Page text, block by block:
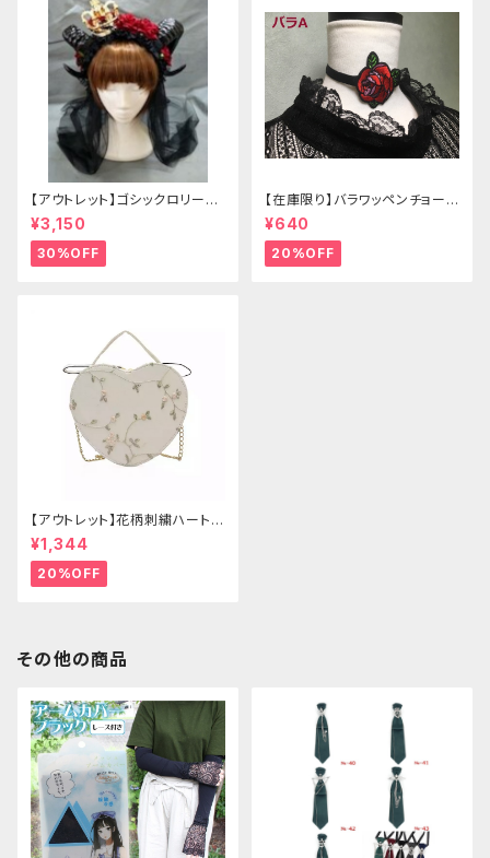
【アウトレット】ゴシックロリータ
ゴールドクラウン＆ホーン(ヴェ
ール付き)
¥3,150
30%OFF
【在庫限り】バラワッペンチョーカ
ー
¥640
20%OFF
【アウトレット】花柄刺繍ハートバ
ッグ
¥1,344
20%OFF
その他の商品